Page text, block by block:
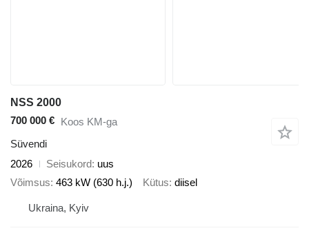
NSS 2000
700 000 € Koos KM-ga
Süvendi
2026
Seisukord uus
Võimsus 463 kW (630 h.j.) Kütus diisel
Ukraina, Kyiv